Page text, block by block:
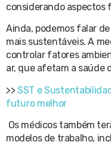
considerando aspectos
Ainda, podemos falar
mais sustentáveis. A
controlar fatores
ar, que afetam a saúde
>> SST e
futuro melhor
Os médicos também
modelos de trabalho,